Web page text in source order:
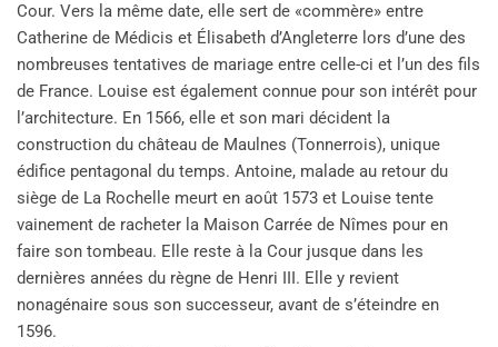
Cour. Vers la même date, elle sert de «commère» entre
Catherine de Médicis et Élisabeth d’Angleterre lors d’une des
nombreuses tentatives de mariage entre celle-ci et l’un des fils
de France. Louise est également connue pour son intérêt pour
l’architecture. En 1566, elle et son mari décident la
construction du château de Maulnes (Tonnerrois), unique
édifice pentagonal du temps. Antoine, malade au retour du
siège de La Rochelle meurt en août 1573 et Louise tente
vainement de racheter la Maison Carrée de Nîmes pour en
faire son tombeau. Elle reste à la Cour jusque dans les
dernières années du règne de Henri III. Elle y revient
nonagénaire sous son successeur, avant de s’éteindre en
1596.